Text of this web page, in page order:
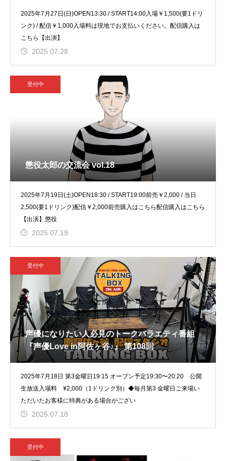
2025年7月27日(日)OPEN13:30 / START14:00入場￥1,500(要1ドリ
ンク) / 配信￥1,000入場料は現地でお支払いください。配信購入は
こちら【出演】
2025.07.28
受付中
懲役太郎の交流会 vol.18
2025年7月19日(土)OPEN18:30 / START19:00前売￥2,000 / 当日
2,500(要1ドリンク)配信￥2,000前売購入はこちら配信購入はこちら
【出演】懲役
2025.07.19
受付中
声優になりたい人必見のトークバラエティ番組
『声優Love in阿佐ヶ谷♪』 第108回
2025年7月18日 第3金曜日19:15 オープン予定19:30〜20:20 公開
生放送入場料 ¥2,000（1ドリンク別）◆毎月第3 金曜日ご来場い
ただいたお客様に特典がある場合がござい
2025.07.18
受付中